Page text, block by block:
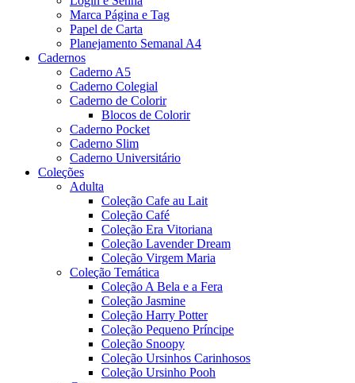
Marca Página e Tag
Papel de Carta
Planejamento Semanal A4
Cadernos
Caderno A5
Caderno Colegial
Caderno de Colorir
Blocos de Colorir
Caderno Pocket
Caderno Slim
Caderno Universitário
Coleções
Adulta
Coleção Cafe au Lait
Coleção Café
Coleção Era Vitoriana
Coleção Lavender Dream
Coleção Virgem Maria
Coleção Temática
Coleção A Bela e a Fera
Coleção Jasmine
Coleção Harry Potter
Coleção Pequeno Príncipe
Coleção Snoopy
Coleção Ursinhos Carinhosos
Coleção Ursinho Pooh